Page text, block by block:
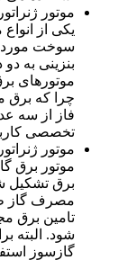
موتور
یکی از
سوخت مورد
بنزینی به
موتورهای
چرا که برق
فاز از سه
تخصصی
موتور
موتور برق
برق تشکیل
مصرف گاز
تامین برق
شود. البته
گازسوز